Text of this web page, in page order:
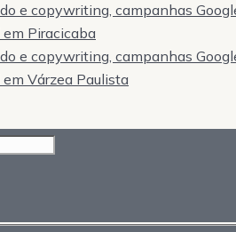
e copywriting, campanhas
Piracicaba
e copywriting, campanhas
Várzea Paulista